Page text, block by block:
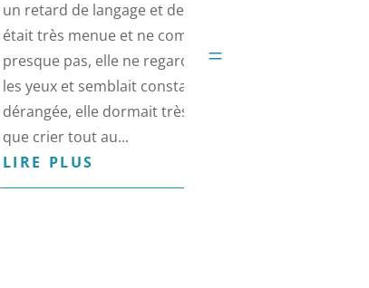
un retard de langage et de croissance, elle
était très menue et ne communiquait
presque pas, elle ne regardait jamais dans
les yeux et semblait constamment
dérangée, elle dormait très peu et ne faisait
que crier tout au...
LIRE PLUS
=